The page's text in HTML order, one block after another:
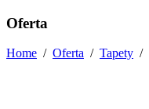
Oferta
Home / Oferta / Tapety /